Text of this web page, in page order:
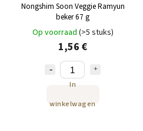
Nongshim Soon Veggie Ramyun
beker 67 g
Op voorraad (>5 stuks)
1,56 €
In
winkelwagen